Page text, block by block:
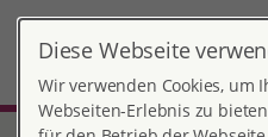
Diese Webseite
Wir verwenden Cookies, um
Webseiten-Erlebnis zu